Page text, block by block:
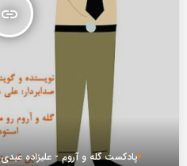
insert_link
پادکست گله و آروم - علیزاده عبدی